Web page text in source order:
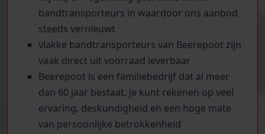
bandtransporteurs in waardoor ons aanbod
steeds vernieuwt
vlakke bandtransporteurs van Beerepoot zijn
vaak direct uit voorraad leverbaar
Beerepoot is een familiebedrijf dat al meer
dan 60 jaar bestaat, je kunt rekenen op veel
ervaring, deskundigheid en een hoge mate
van persoonlijke betrokkenheid